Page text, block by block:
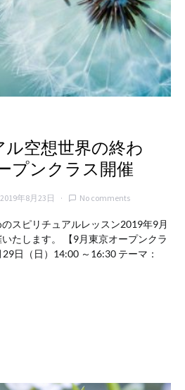
ル空想世界の終わ
プンクラス開催
2019年8月23日 No comments
スピリチュアルレッスン2019年9月
たします。 【9月東京オープンクラ
日（日）14:00 ～16:30 テーマ：